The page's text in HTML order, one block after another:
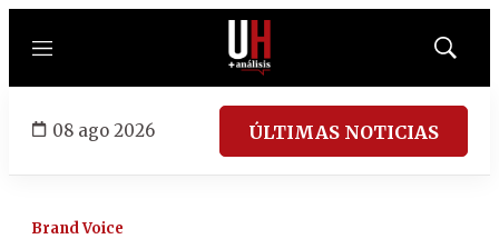
Menú
Mostrar
08 ago 2026 ÚLTIMAS NOTICIAS
Brand Voice